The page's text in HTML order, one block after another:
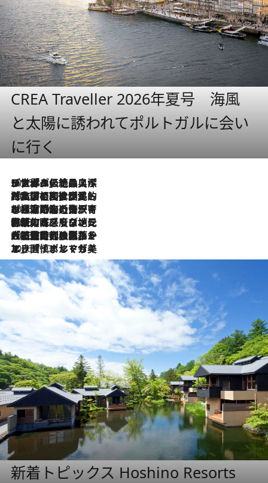
CREA Traveller 2026年夏号 海風
と太陽に誘われてポルトガルに会い
に行く
2026.8.8
リスボンの絶品スイーツ「パステル・デ・ナタ」とは？ポルトガル伝統の奥深い世界へ
2026.7.27
「私の祖国はポルトガル語です」国民的詩人フェルナンド・ペソアと、彼が愛した文学の街を歩く
2026.7.26
ポルトガル近海が育む極上の海の幸。キリリと冷えた白ワインと愉しむ、シーフード専門店の贅沢
2026.7.22
伝統の味をモダンに昇華。高感度な地元客が集う、リスボンの最旬ガストロノミー
2026.7.21
大航海時代の栄華から、震災、独裁、そして革命へ。ポルトガル・首都リスボンの石畳に刻まれた「歴史の光と影」
2026.7.13
エッセイ・ヤマザキマリ「慎ましくも美しき国 ポルトガル」
新着トピックス Hoshino Resorts